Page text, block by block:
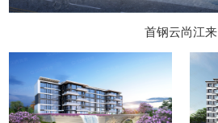
首钢云尚江来